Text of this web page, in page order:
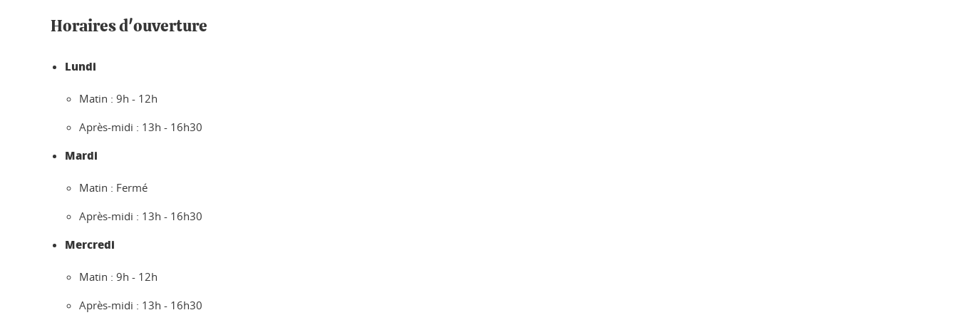
Horaires d'ouverture
Lundi
Matin : 9h - 12h
Après-midi : 13h - 16h30
Mardi
Matin : Fermé
Après-midi : 13h - 16h30
Mercredi
Matin : 9h - 12h
Après-midi : 13h - 16h30